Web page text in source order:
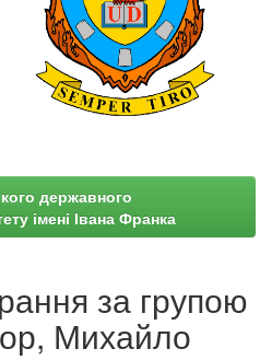
державного
імені Івана Франка
за групою
Михайло